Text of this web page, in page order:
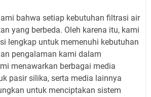
bahwa setiap kebutuhan filtrasi air
yang berbeda. Oleh karena itu, kami
lengkap untuk memenuhi kebutuhan
pengalaman kami dalam
menawarkan berbagai media
pasir silika, serta media lainnya
untuk menciptakan sistem